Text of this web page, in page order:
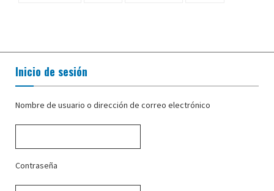
Inicio de sesión
Nombre de usuario o dirección de correo electrónico
Contraseña